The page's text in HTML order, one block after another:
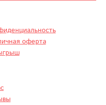
оферта